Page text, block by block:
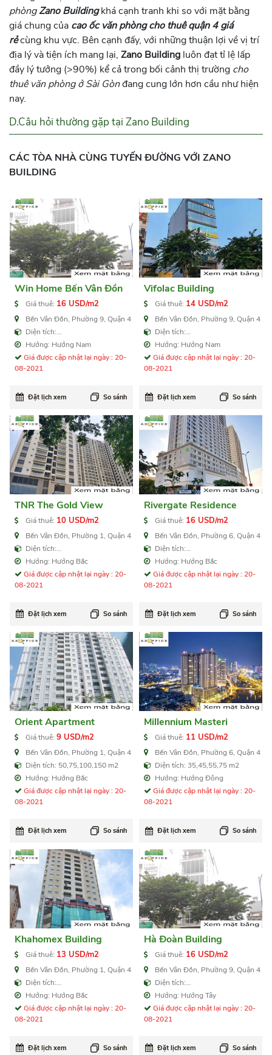
phòngZano Buildingkhá cạnh tranh khi so với mặt bằng
giá chung của cao ốc văn phòng cho thuê quận 4 giá
rẻcùng khu vực. Bên cạnh đấy, với những thuận lợi về vị trí
địa lý và tiện ích mang lại, Zano Building luôn đạt tỉ lệ lấp
đầy lý tưởng (>90%) kể cả trong bối cảnh thị trường cho
thuê văn phòng ở Sài Gònđang cung lớn hơn cầu như hiện
nay.
D.Câu hỏi thường gặp tại Zano Building
CÁC TÒA NHÀCÙNG TUYẾN ĐƯỜNG VỚI ZANO
BUILDING
Win Home Bến Vân Đồn
Giá thuê: 16 USD/m2
Bến Vân Đồn, Phường 9, Quận 4
Diện tích:
30,60,100,150,300,600 m2
Hướng: Hướng Nam
Giá được cập nhật lại ngày : 20-
08-2021
Đặt lịch xem So sánh
Vifolac Building
Giá thuê: 14 USD/m2
Bến Vân Đồn, Phường 9, Quận 4
Diện tích:
150,200,400,600,1.400 m2
Hướng: Hướng Nam
Giá được cập nhật lại ngày : 20-
08-2021
Đặt lịch xem So sánh
TNR The Gold View
Giá thuê: 10 USD/m2
Bến Vân Đồn, Phường 1, Quận 4
Diện tích:
100,200,400,800,2.000 m2
Hướng: Hướng Bắc
Giá được cập nhật lại ngày : 20-
08-2021
Đặt lịch xem So sánh
Rivergate Residence
Giá thuê: 16 USD/m2
Bến Vân Đồn, Phường 6, Quận 4
Diện tích:
21,31,74,91,145,175,311,350 m2
Hướng: Hướng Bắc
Giá được cập nhật lại ngày : 20-
08-2021
Đặt lịch xem So sánh
Orient Apartment
Giá thuê: 9 USD/m2
Bến Vân Đồn, Phường 1, Quận 4
Diện tích: 50,75,100,150 m2
Hướng: Hướng Bắc
Giá được cập nhật lại ngày : 20-
08-2021
Đặt lịch xem So sánh
Millennium Masteri
Giá thuê: 11 USD/m2
Bến Vân Đồn, Phường 6, Quận 4
Diện tích: 35,45,55,75 m2
Hướng: Hướng Đông
Giá được cập nhật lại ngày : 20-
08-2021
Đặt lịch xem So sánh
Khahomex Building
Giá thuê: 13 USD/m2
Bến Vân Đồn, Phường 1, Quận 4
Diện tích:
55,85,140,210,170,337 m2
Hướng: Hướng Bắc
Giá được cập nhật lại ngày : 20-
08-2021
Đặt lịch xem So sánh
Hà Đoàn Building
Giá thuê: 16 USD/m2
Bến Vân Đồn, Phường 9, Quận 4
Diện tích:
30,60,100,150,300,600 m2
Hướng: Hướng Tây
Giá được cập nhật lại ngày : 20-
08-2021
Đặt lịch xem So sánh